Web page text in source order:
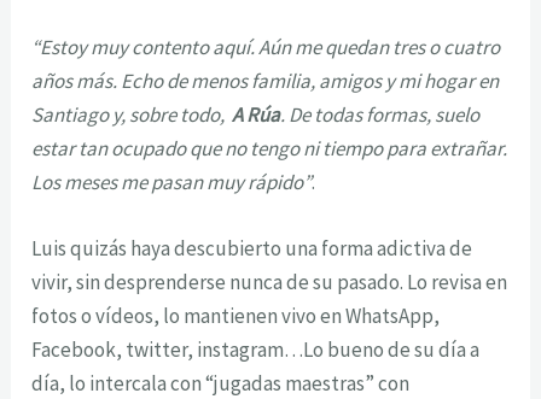
“Estoy muy contento aquí. Aún me quedan tres o cuatro
años más. Echo de menos familia, amigos y mi hogar en
Santiago y, sobre todo,A Rúa. De todas formas, suelo
estar tan ocupado que no tengo ni tiempo para extrañar.
Los meses me pasan muy rápido”.
Luis quizás haya descubierto una forma adictiva de
vivir, sin desprenderse nunca de su pasado. Lo revisa en
fotos o vídeos, lo mantienen vivo en WhatsApp,
Facebook, twitter, instagram…Lo bueno de su día a
día, lo intercala con “jugadas maestras” con